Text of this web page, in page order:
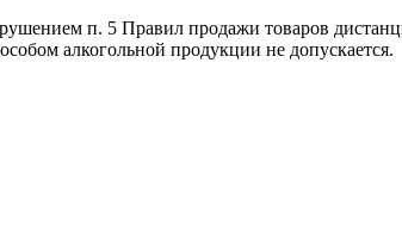
п. 5 Правил продажи товаров
алкогольной продукции не допускается.